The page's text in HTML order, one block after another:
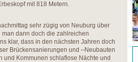
mit 818 Metern.
sehr zügig von Neuburg über
dann doch die zahlreichen
klar, dass in den nächsten Jahren doch
Brückensanierungen und –Neubauten
Kommunen schlaflose Nächte und